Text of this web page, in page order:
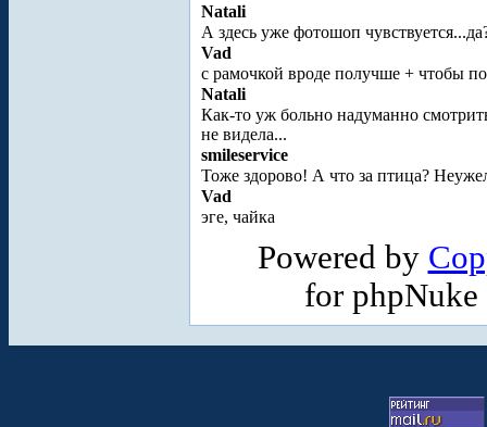
Natali
А здесь уже фотошоп
Vad
с рамочкой вроде получше + чтобы
Natali
Как-то уж больно надуманно
не видела...
smileservice
Тоже здорово! А что за птица?
Vad
эге, чайка
Powered by
for